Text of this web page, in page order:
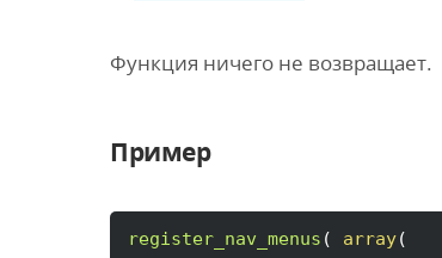
Функция ничего не возвращает.
Пример
register_nav_menus ( array(